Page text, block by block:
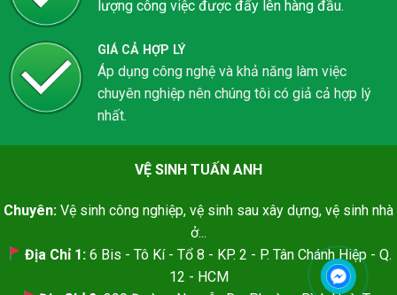
lượng công việc được đẩy lên hàng đầu.
GIÁ CẢ HỢP LÝ
Áp dụng công nghệ và khả năng làm việc
chuyên nghiệp nên chúng tôi có giả cả hợp lý
nhất.
VỆ SINH TUẤN ANH
Chuyên: Vệ sinh công nghiệp, vệ sinh sau xây dựng, vệ sinh nhà
ở...
Địa Chỉ 1: 6 Bis - Tô Kí - Tổ 8 - KP. 2 - P. Tân Chánh Hiệp - Q.
12 - HCM